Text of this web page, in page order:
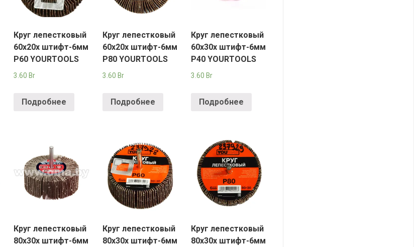
Круг лепестковый
60х20х штифт-6мм
Р60 YOURTOOLS
3.60 Br
Подробнее
Круг лепестковый
60х20х штифт-6мм
Р80 YOURTOOLS
3.60 Br
Подробнее
Круг лепестковый
60х30х штифт-6мм
Р40 YOURTOOLS
3.60 Br
Подробнее
Круг лепестковый
80х30х штифт-6мм
Круг лепестковый
80х30х штифт-6мм
Круг лепестковый
80х30х штифт-6мм